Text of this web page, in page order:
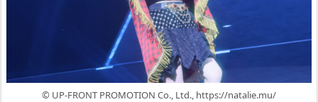
© UP-FRONT PROMOTION Co., Ltd., https://natalie.mu/